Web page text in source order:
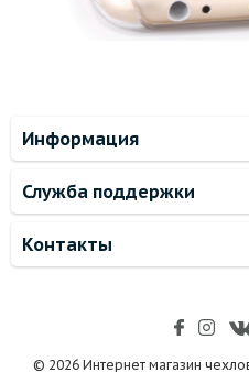
Информация
Служба поддержки
Контакты
© 2026 Интернет магазин